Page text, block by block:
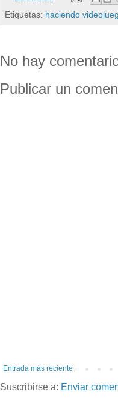
Etiquetas: haciendo
No hay
Publicar un
Entrada más reciente
Suscribirse a: Enviar